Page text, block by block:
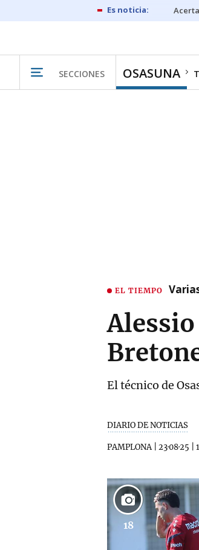
SECCIONES OSASUNA
EL TIEMPO
El técnico de
DIARIO DE NOTICIAS
PAMPLONA| 23·08·25
18